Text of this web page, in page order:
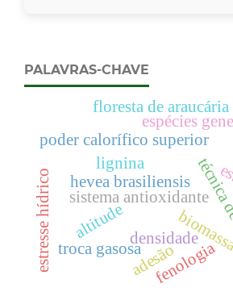
PALAVRAS-CHAVE
densidade
sistema antioxidante
troca gasosa
lignina
poder calorífico superior
estresse hídrico altitude
espécies
floresta de araucária
fenologia
adesão
hevea brasiliensis